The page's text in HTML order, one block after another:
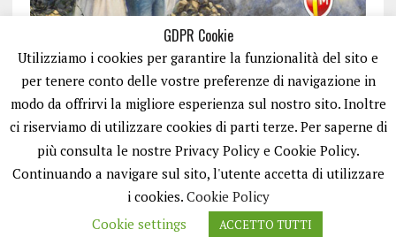
ISCRIVITI
GDPR Cookie
Utilizziamo i cookies per garantire la funzionalità del sito e
per tenere conto delle vostre preferenze di navigazione in
modo da offrirvi la migliore esperienza sul nostro sito. Inoltre
ci riserviamo di utilizzare cookies di parti terze. Per saperne di
più consulta le nostre Privacy Policy e Cookie Policy.
Continuando a navigare sul sito, l'utente accetta di utilizzare
i cookies. Cookie Policy
Cookie settings
ACCETTO TUTTI